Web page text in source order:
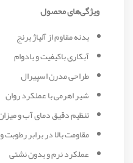
ویژگی‌های محصول
بدنه مقاوم از آلیاژ برنج
آبکاری باکیفیت و بادوام
طراحی مدرن اسپیرال
شیر اهرمی با عملکرد روان
تنظیم دقیق دمای آب و
مقاومت بالا در برابر
عملکرد نرم و بدون نشتی